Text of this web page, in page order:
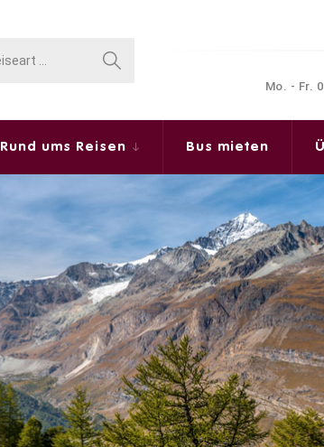
Mo. - Fr.
Rund ums Reisen Bus mieten